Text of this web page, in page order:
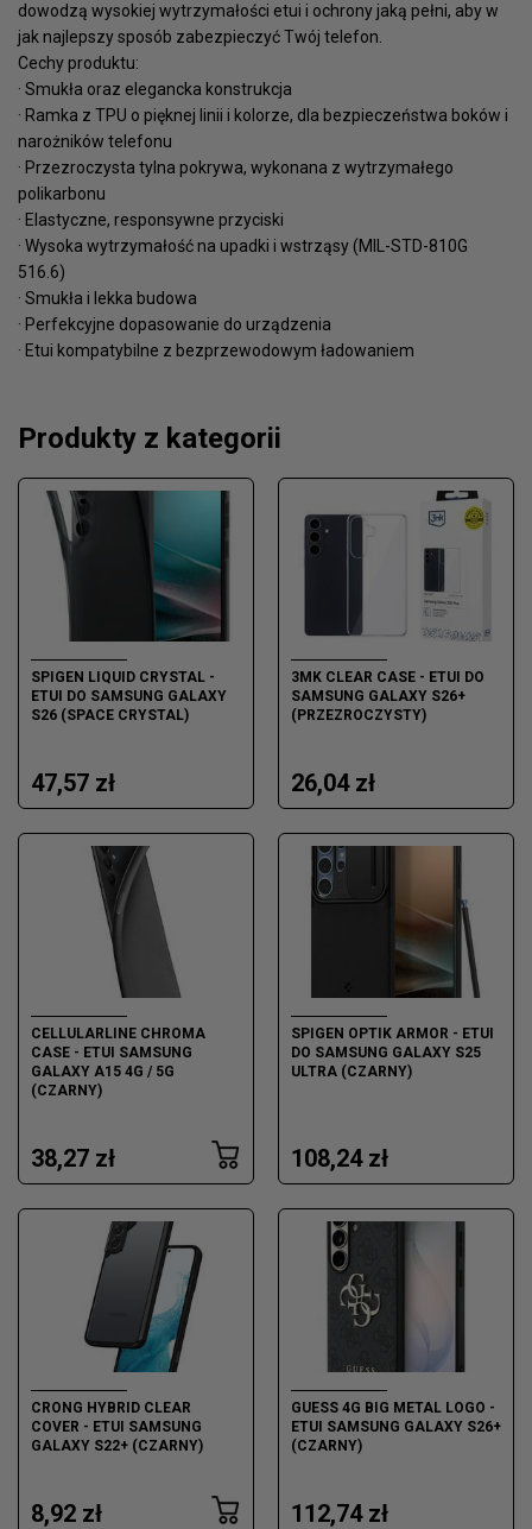
dowodzą wysokiej wytrzymałości etui i ochrony jaką pełni, aby w
jak najlepszy sposób zabezpieczyć Twój telefon.
Cechy produktu:
· Smukła oraz elegancka konstrukcja
· Ramka z TPU o pięknej linii i kolorze, dla bezpieczeństwa boków i
narożników telefonu
· Przezroczysta tylna pokrywa, wykonana z wytrzymałego
polikarbonu
· Elastyczne, responsywne przyciski
· Wysoka wytrzymałość na upadki i wstrząsy (MIL-STD-810G
516.6)
· Smukła i lekka budowa
· Perfekcyjne dopasowanie do urządzenia
· Etui kompatybilne z bezprzewodowym ładowaniem
Produkty z kategorii
SPIGEN LIQUID CRYSTAL -
ETUI DO SAMSUNG GALAXY
S26 (SPACE CRYSTAL)
47,57 zł
3MK CLEAR CASE - ETUI DO
SAMSUNG GALAXY S26+
(PRZEZROCZYSTY)
26,04 zł
CELLULARLINE CHROMA
CASE - ETUI SAMSUNG
GALAXY A15 4G / 5G
(CZARNY)
38,27 zł
SPIGEN OPTIK ARMOR - ETUI
DO SAMSUNG GALAXY S25
ULTRA (CZARNY)
108,24 zł
CRONG HYBRID CLEAR
COVER - ETUI SAMSUNG
GALAXY S22+ (CZARNY)
8,92 zł
GUESS 4G BIG METAL LOGO -
ETUI SAMSUNG GALAXY S26+
(CZARNY)
112,74 zł